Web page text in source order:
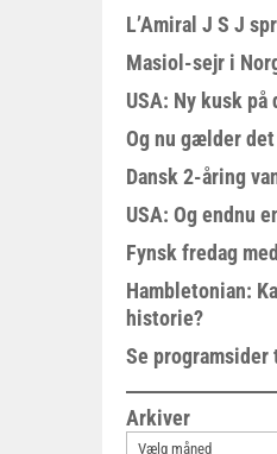
L’Amiral J S J
Masiol-sejr i
USA: Ny kusk på
Og nu gælder
Dansk 2-åring
USA: Og endnu
Fynsk fredag
Hambletonian:
historie?
Se
Arkiver